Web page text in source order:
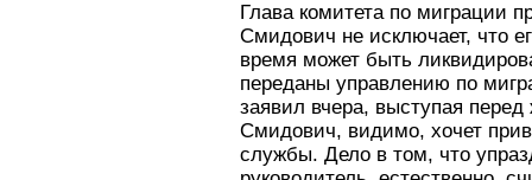
Глава комитета по миграции
Смидович не исключает, что
время может быть
переданы управлению по
заявил вчера, выступая
Смидович, видимо, хочет
службы. Дело в том, что